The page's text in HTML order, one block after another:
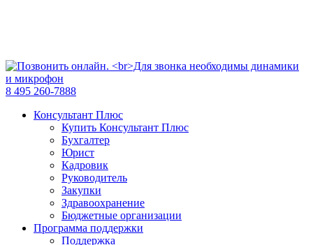
8 495 260-7888
Консультант Плюс
Купить Консультант Плюс
Бухгалтер
Юрист
Кадровик
Руководитель
Закупки
Здравоохранение
Бюджетные организации
Программа поддержки
Поддержка